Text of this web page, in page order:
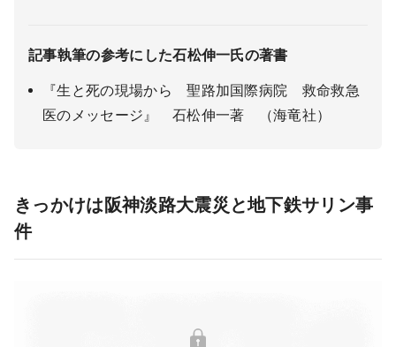
記事執筆の参考にした石松伸一氏の著書
『生と死の現場から 聖路加国際病院 救命救急
医のメッセージ』 石松伸一著 （海竜社）
きっかけは阪神淡路大震災と地下鉄サリン事
件